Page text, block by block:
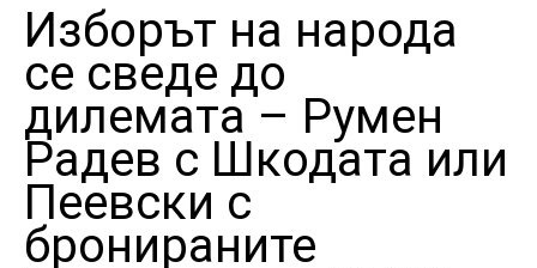
Изборът на народа
се сведе до
дилемата – Румен
Радев с Шкодата или
Пеевски с
бронираните